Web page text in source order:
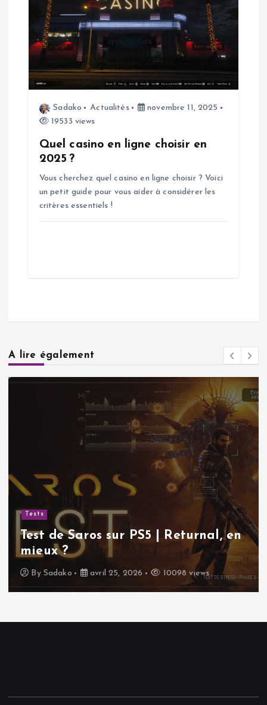
Sadako Actualités
novembre 11, 2025
19533 views
Quel casino en ligne choisir en
2025 ?
Vous cherchez quel casino en ligne choisir ? Voici
un petit guide pour vous aider à considérer les
critères essentiels !
A lire également
Tests
Test de Saros sur PS5 | Returnal, en
mieux ?
By Sadako avril 25, 2026 10098 views